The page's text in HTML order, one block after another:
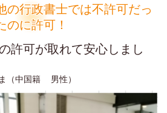
の行政書士では不許可だっ
のに許可！
許可が取れて安心しまし
（中国籍 男性）